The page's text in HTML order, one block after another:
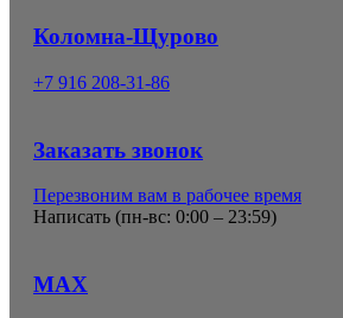
Коломна-Щурово
+7 916 208-31-86
Заказать звонок
Перезвоним вам в рабочее время
Написать (пн-вс: 0:00 – 23:59)
MAX